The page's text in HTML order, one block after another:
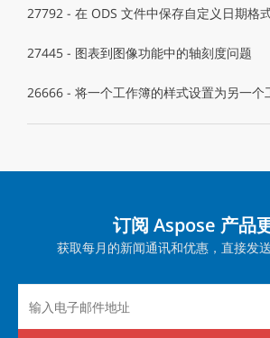
27792 - 在 ODS 文件中保存自定义日期格
27445 - 图表到图像功能中的轴刻度问题
26666 - 将一个工作簿的样式设置为另一个
订阅 Aspose 产品
获取每月的新闻通讯和优惠，直接发